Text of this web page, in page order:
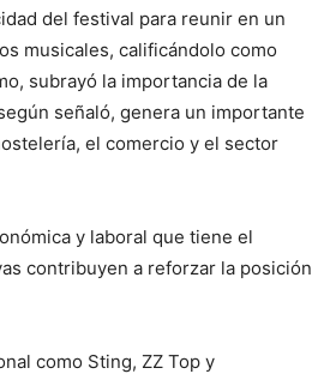
del festival para reunir en un
musicales, calificándolo como
subrayó la importancia de la
señaló, genera un importante
el comercio y el sector
y laboral que tiene el
contribuyen a reforzar la posición
como Sting, ZZ Top y